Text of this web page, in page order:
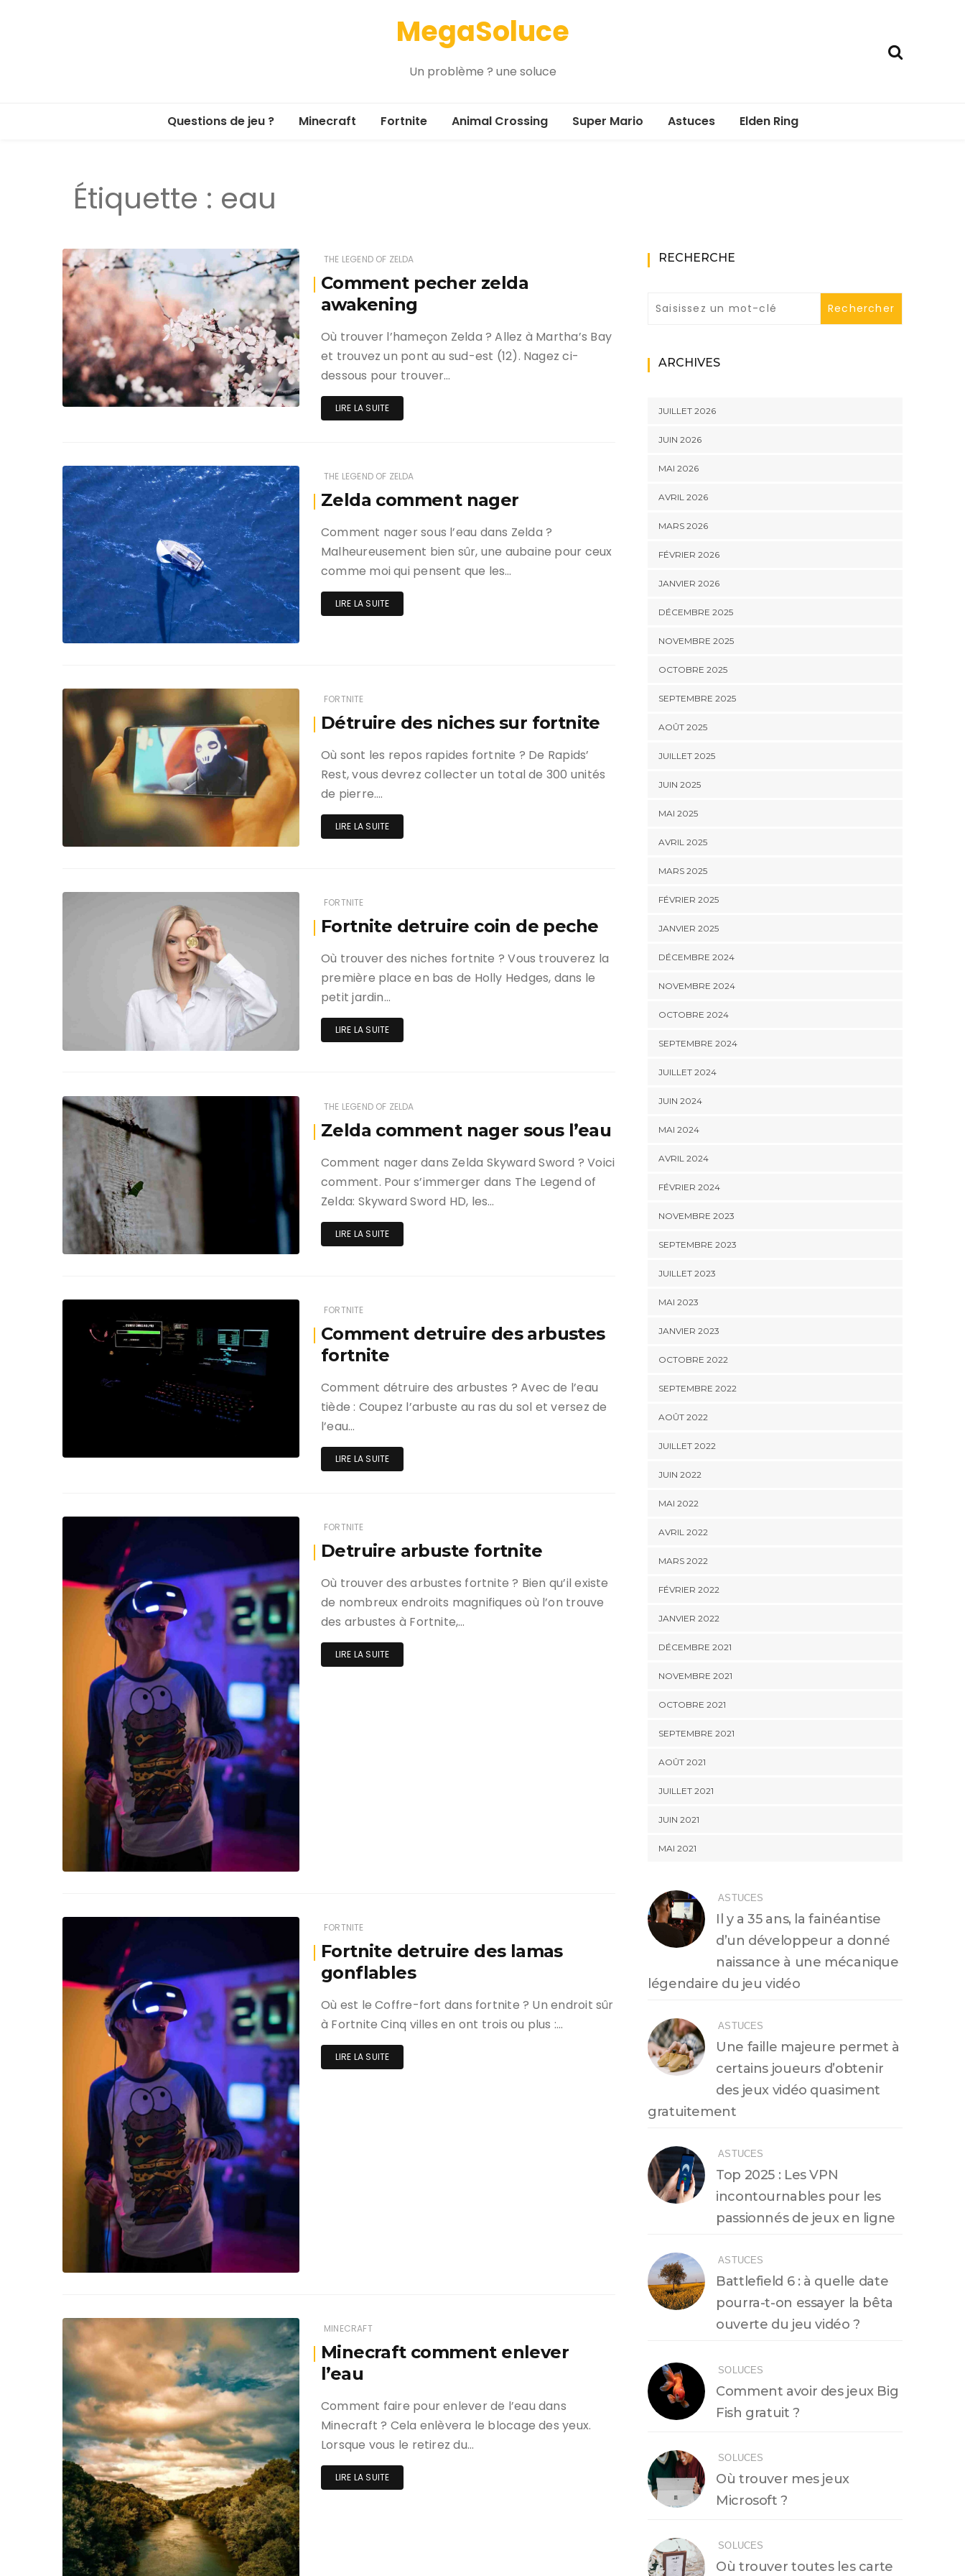
MegaSoluce
Un problème ? une soluce
Questions de jeu ? Minecraft Fortnite Animal Crossing Super Mario Astuces Elden Ring
Étiquette : eau
THE LEGEND OF ZELDA
Comment pecher zelda
awakening
Où trouver l’hameçon Zelda ? Allez à Martha’s Bay
et trouvez un pont au sud-est (12). Nagez ci-
dessous pour trouver…
LIRE LA SUITE
THE LEGEND OF ZELDA
Zelda comment nager
Comment nager sous l’eau dans Zelda ?
Malheureusement bien sûr, une aubaine pour ceux
comme moi qui pensent que les…
LIRE LA SUITE
FORTNITE
Détruire des niches sur fortnite
Où sont les repos rapides fortnite ? De Rapids’
Rest, vous devrez collecter un total de 300 unités
de pierre….
LIRE LA SUITE
FORTNITE
Fortnite detruire coin de peche
Où trouver des niches fortnite ? Vous trouverez la
première place en bas de Holly Hedges, dans le
petit jardin…
LIRE LA SUITE
THE LEGEND OF ZELDA
Zelda comment nager sous l’eau
Comment nager dans Zelda Skyward Sword ? Voici
comment. Pour s’immerger dans The Legend of
Zelda: Skyward Sword HD, les…
LIRE LA SUITE
FORTNITE
Comment detruire des arbustes
fortnite
Comment détruire des arbustes ? Avec de l’eau
tiède : Coupez l’arbuste au ras du sol et versez de
l’eau…
LIRE LA SUITE
FORTNITE
Detruire arbuste fortnite
Où trouver des arbustes fortnite ? Bien qu’il existe
de nombreux endroits magnifiques où l’on trouve
des arbustes à Fortnite,…
LIRE LA SUITE
FORTNITE
Fortnite detruire des lamas
gonflables
Où est le Coffre-fort dans fortnite ? Un endroit sûr
à Fortnite Cinq villes en ont trois ou plus :…
LIRE LA SUITE
MINECRAFT
Minecraft comment enlever
l’eau
Comment faire pour enlever de l’eau dans
Minecraft ? Cela enlèvera le blocage des yeux.
Lorsque vous le retirez du…
LIRE LA SUITE
RECHERCHE
ARCHIVES
JUILLET 2026
JUIN 2026
MAI 2026
AVRIL 2026
MARS 2026
FÉVRIER 2026
JANVIER 2026
DÉCEMBRE 2025
NOVEMBRE 2025
OCTOBRE 2025
SEPTEMBRE 2025
AOÛT 2025
JUILLET 2025
JUIN 2025
MAI 2025
AVRIL 2025
MARS 2025
FÉVRIER 2025
JANVIER 2025
DÉCEMBRE 2024
NOVEMBRE 2024
OCTOBRE 2024
SEPTEMBRE 2024
JUILLET 2024
JUIN 2024
MAI 2024
AVRIL 2024
FÉVRIER 2024
NOVEMBRE 2023
SEPTEMBRE 2023
JUILLET 2023
MAI 2023
JANVIER 2023
OCTOBRE 2022
SEPTEMBRE 2022
AOÛT 2022
JUILLET 2022
JUIN 2022
MAI 2022
AVRIL 2022
MARS 2022
FÉVRIER 2022
JANVIER 2022
DÉCEMBRE 2021
NOVEMBRE 2021
OCTOBRE 2021
SEPTEMBRE 2021
AOÛT 2021
JUILLET 2021
JUIN 2021
MAI 2021
ASTUCES
Il y a 35 ans, la fainéantise
d’un développeur a donné
naissance à une mécanique
légendaire du jeu vidéo
ASTUCES
Une faille majeure permet à
certains joueurs d’obtenir
des jeux vidéo quasiment
gratuitement
ASTUCES
Top 2025 : Les VPN
incontournables pour les
passionnés de jeux en ligne
ASTUCES
Battlefield 6 : à quelle date
pourra-t-on essayer la bêta
ouverte du jeu vidéo ?
SOLUCES
Comment avoir des jeux Big
Fish gratuit ?
SOLUCES
Où trouver mes jeux
Microsoft ?
SOLUCES
Où trouver toutes les carte